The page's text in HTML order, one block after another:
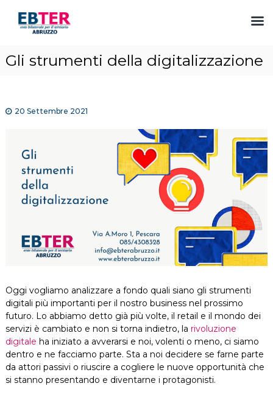
Gli strumenti della digitalizzazione
20 Settembre 2021
Oggi vogliamo analizzare a fondo quali siano gli strumenti
digitali più importanti per il nostro business nel prossimo
futuro. Lo abbiamo detto già più volte, il retail e il mondo dei
servizi è cambiato e non si torna indietro, la rivoluzione
digitale ha iniziato a avverarsi e noi, volenti o meno, ci siamo
dentro e ne facciamo parte. Sta a noi decidere se farne parte
da attori passivi o riuscire a cogliere le nuove opportunità che
si stanno presentando e diventarne i protagonisti.